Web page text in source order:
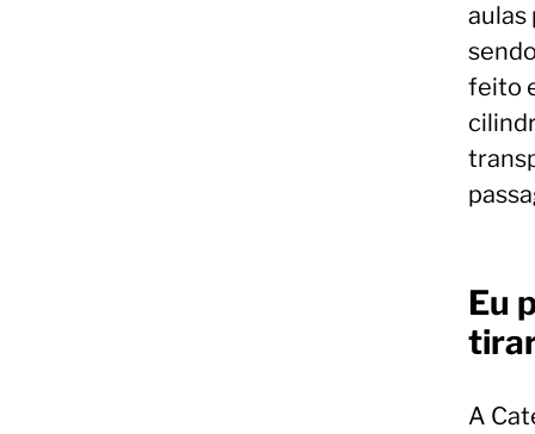
aulas
feito
Eu
A